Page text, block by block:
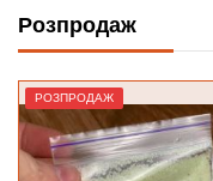
Розпродаж
РОЗПРОДАЖ